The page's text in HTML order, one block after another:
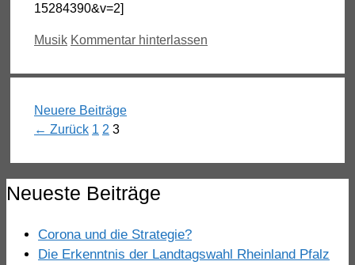
15284390&v=2]
Kategorien
Musik Kommentar hinterlassen
Neuere Beiträge
← Zurück Seite
1 Seite
2 Seite
3
Neueste Beiträge
Corona und die Strategie?
Die Erkenntnis der Landtagswahl Rheinland Pfalz